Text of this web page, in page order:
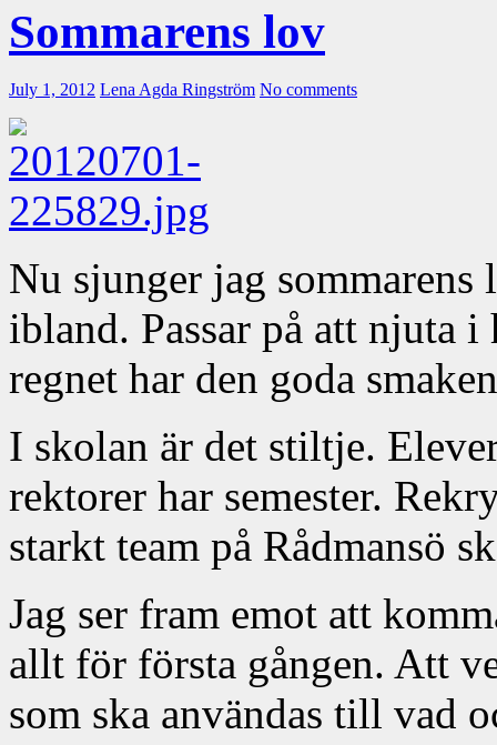
Sommarens lov
July 1, 2012 Lena Agda Ringström No comments
Nu sjunger jag
ibland. Passar på att njuta i
regnet har den goda
I skolan är det stiltje.
rektorer har semester.
starkt team på Rådmansö
Jag ser fram emot att
allt för första gången. Att
som ska användas till vad